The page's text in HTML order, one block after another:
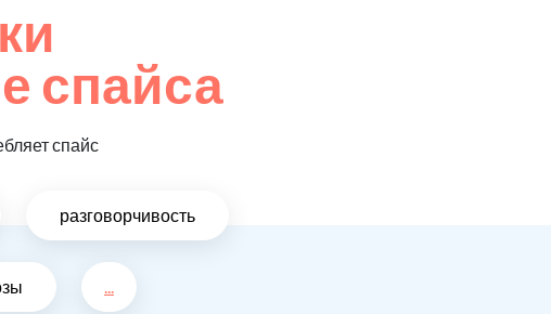
спайса
спайс
разговорчивость
...